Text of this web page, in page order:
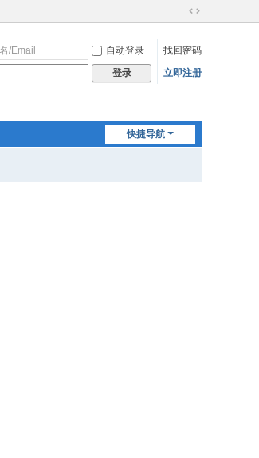
切
到
宽
自动登录
找回密码
登录 立即注册
快捷导航